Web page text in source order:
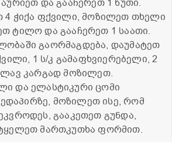
და გააჩერეთ 1 წუთი.
4 ჭიქა ფქვილი, მოზილეთ თხელი
ტილო და გააჩერეთ 1 საათი.
გაორმაგდება, დაუმატეთ
1 ს/კ გამაფხვიერებელი, 2
კარგად მოზილეთ.
და ელასტიკური ცომი
მოზილეთ ისე, რომ
გააკეთეთ გუნდა,
მართკუთხა ფორმით.